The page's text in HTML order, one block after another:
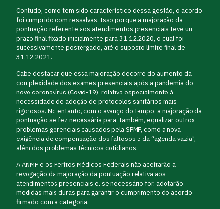
Contudo, como tem sido característico dessa gestão, o acordo
foi cumprido com ressalvas. Isso porque a majoração da
pontuação referente aos atendimentos presenciais teve um
prazo final fixado inicialmente para 31.12.2020, o qual foi
sucessivamente postergado, até o suposto limite final de
31.12.2021.
Cabe destacar que essa majoração decorre do aumento da
complexidade dos exames presenciais após a pandemia do
novo coronavírus (Covid-19), relativa especialmente à
necessidade de adoção de protocolos sanitários mais
rigorosos. No entanto, com o avanço do tempo, a majoração da
pontuação se fez necessária para, também, equalizar outros
problemas gerenciais causados pela SPMF, como a nova
exigência de compensação dos faltosos e da “agenda vazia”,
além dos problemas técnicos cotidianos.
A ANMP e os Peritos Médicos Federais não aceitarão a
revogação da majoração da pontuação relativa aos
atendimentos presenciais e, se necessário for, adotarão
medidas mais duras para garantir o cumprimento do acordo
firmado com a categoria.